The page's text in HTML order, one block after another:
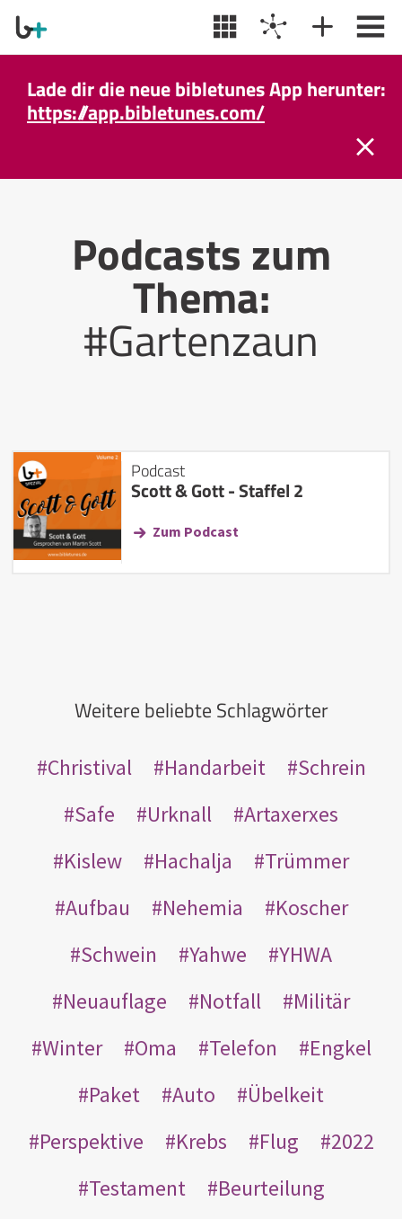
Lade dir die neue bibletunes App herunter:
https://app.bibletunes.com/
Podcasts zum
Thema:
#Gartenzaun
Podcast
Scott & Gott - Staffel 2
Zum Podcast
Weitere beliebte Schlagwörter
Christival Handarbeit
Schrein
Safe
Urknall
Artaxerxes
Kislew
Hachalja
Trümmer
Aufbau
Nehemia
Koscher
Schwein
Yahwe
YHWA
Neuauflage
Notfall
Militär
Winter
Oma Telefon
Engkel
Paket
Auto
Übelkeit
Perspektive
Krebs Flug
2022
Testament
Beurteilung